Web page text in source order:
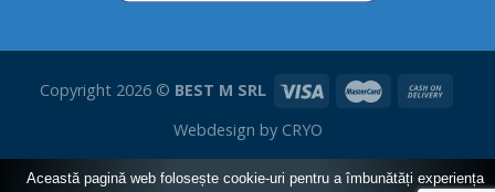
Copyright 2026 © BEST M SRL
Webdesign by CRYO
Această pagină web folosește cookie-uri pentru a îmbunătăți experiența